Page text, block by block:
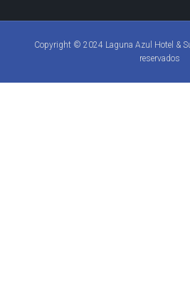
Copyright © 2024 Laguna Azul Hotel &
reservados